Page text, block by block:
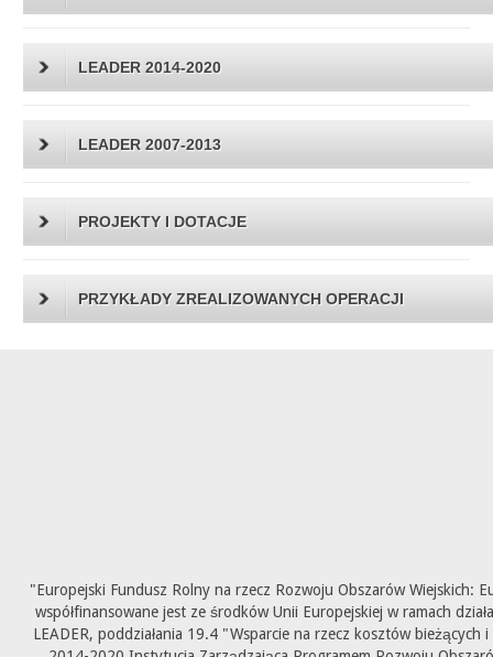
LEADER 2014-2020
LEADER 2007-2013
PROJEKTY I DOTACJE
PRZYKŁADY ZREALIZOWANYCH OPERACJI
"Europejski Fundusz Rolny na rzecz Rozwoju Obszarów Wiejskich:
współfinansowane jest ze środków Unii Europejskiej w ramach
LEADER, poddziałania 19.4 "Wsparcie na rzecz kosztów